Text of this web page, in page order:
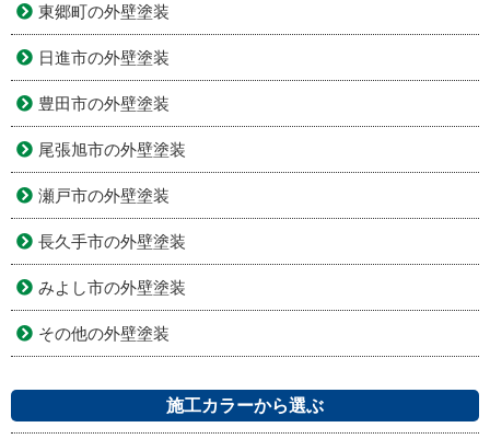
東郷町の外壁塗装
日進市の外壁塗装
豊田市の外壁塗装
尾張旭市の外壁塗装
瀬戸市の外壁塗装
長久手市の外壁塗装
みよし市の外壁塗装
その他の外壁塗装
施工カラーから選ぶ